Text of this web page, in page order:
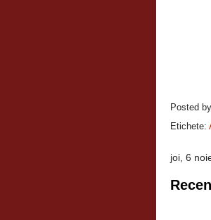
Posted by
Etichete:
joi, 6